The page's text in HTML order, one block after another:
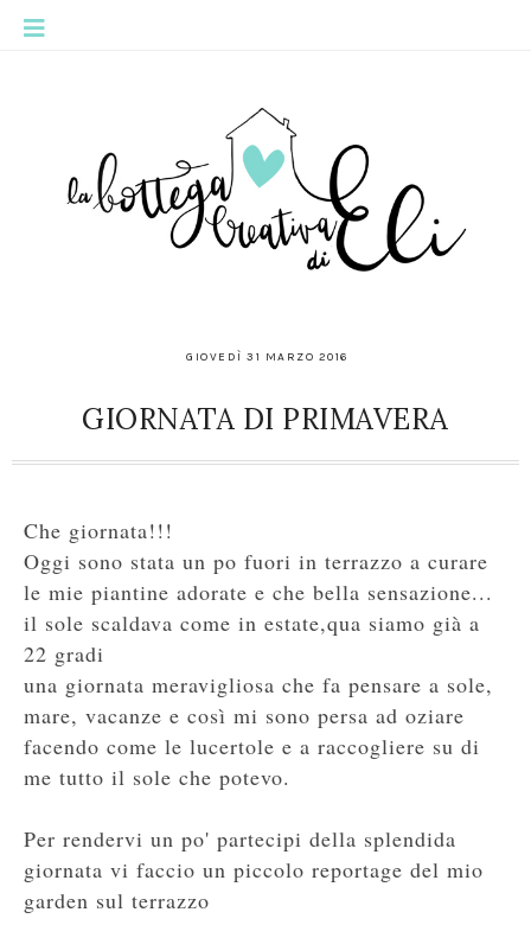
GIOVEDÌ 31 MARZO 2016
GIORNATA DI PRIMAVERA
Che giornata!!!
Oggi sono stata un po fuori in terrazzo a curare
le mie piantine adorate e che bella sensazione...
il sole scaldava come in estate,qua siamo già a
22 gradi
una giornata meravigliosa che fa pensare a sole,
mare, vacanze e così mi sono persa ad oziare
facendo come le lucertole e a raccogliere su di
me tutto il sole che potevo.
Per rendervi un po' partecipi della splendida
giornata vi faccio un piccolo reportage del mio
garden sul terrazzo